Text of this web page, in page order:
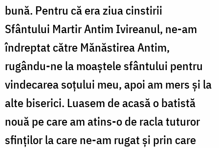
bună. Pentru căera ziuacinstirii
Sfântului Martir Antim Ivireanul, ne-am
îndreptat cătreMănăstirea Antim,
rugându-ne la moaștele sfântului pentru
vindecarea soțului meu, apoi am mers și la
alte biserici. Luasem de acasăo batistă
nouă pe care am atins-o de racla tuturor
sfinților la care ne-am rugat și prin care